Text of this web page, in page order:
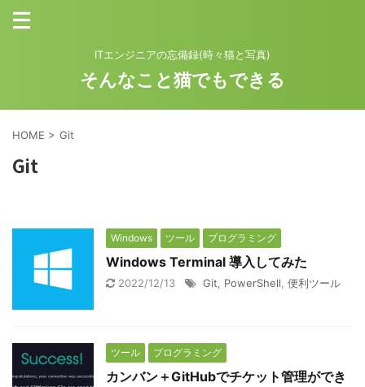
ITエンジニアの忘備録(時々猫と写真)
そんなこと猫でもできる
HOME > Git
Git
Windows ツール プログラミング
Windows Terminal 導入してみた
2022/12/13 Git PowerShell 便利ツール
ツール プログラミング
カンバン＋GitHubでチケット管理ができ